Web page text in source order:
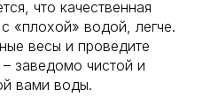
что качественная
«плохой» водой, легче.
весы и проведите
заведомо чистой и
вами воды.